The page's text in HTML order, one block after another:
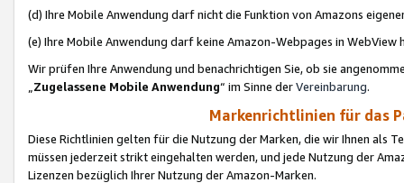
(d) Ihre Mobile Anwendung darf nicht die Funktion von Amazons
(e) Ihre Mobile Anwendung darf keine Amazon-Webpages in WebView
Wir prüfen Ihre Anwendung und benachrichtigen Sie, ob sie
„Zugelassene Mobile Anwendung“ im Sinne derVereinbarung.
Markenrichtlinien für das
Diese Richtlinien gelten für die Nutzung der Marken, die wir Ihnen als
müssen jederzeit strikt eingehalten werden, und jede Nutzung der
Lizenzen bezüglich Ihrer Nutzung der Amazon-Marken.